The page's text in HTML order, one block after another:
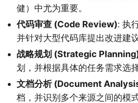
健）中尤为重要。
代码审查 (Code Review): 执
并针对大型代码库提出改进建议
战略规划 (Strategic
划，并根据具体的任务需求选
文档分析 (Document
档，并识别多个来源之间的模